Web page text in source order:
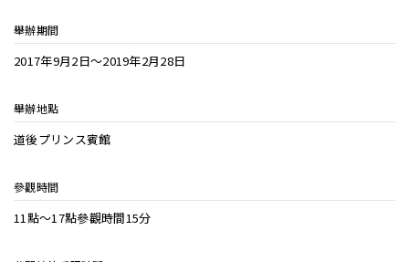
舉辦期間
2017年9月2日～2019年2月28日
舉辦地點
道後プリンス賓館
參觀時間
11點～17點參觀時間15分